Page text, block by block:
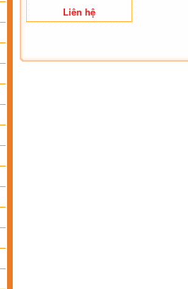
Liên hệ